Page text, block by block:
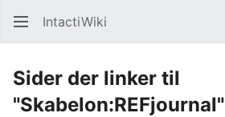
IntactiWiki
Sider der linker til
"Skabelon:REFjournal"